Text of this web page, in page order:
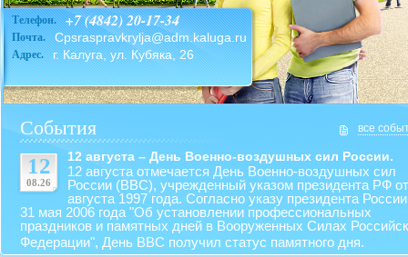
Телефон. +7 (4842) 20-17-34
Почта. Cpsraspravkrylja@adm.kaluga.ru
Адрес. г. Калуга, ул. Кубяка, 26
все
События
12
08.26
12 августа – День Военно-воздушных сил России.
12 августа отмечается День Военно-воздушных сил
России (ВВС), учрежденный указом президента РФ
августа 1997 года. Согласно указу президента
31 мая 2006 года "Об установлении профессиональных
праздников и памятных дней в Вооруженных Силах
Федерации", День ВВС получил статус памятного дня.